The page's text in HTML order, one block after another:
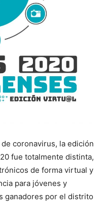
coronavirus, la edición
fue totalmente distinta,
de forma virtual y
para jóvenes y
ganadores por el distrito